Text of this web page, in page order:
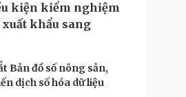
Podcast
Câu chuyện thời sự
Cửa sổ tình yêu
Kể chuyện cho bé
Hạt giống tâm hồn
kiện kiểm nghiệm
khẩu sang
Bản đồ số nông sản,
dịch số hóa dữ liệu